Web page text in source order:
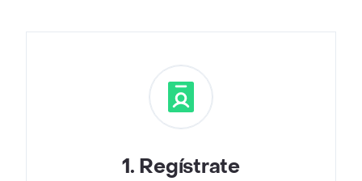
1. Regístrate